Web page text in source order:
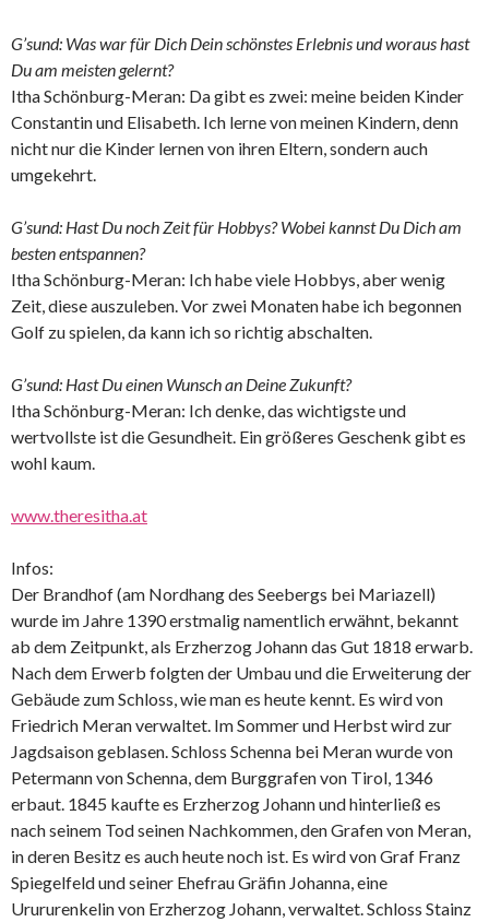
G’sund: Was war für Dich Dein schönstes Erlebnis und woraus hast
Du am meisten gelernt?
Itha Schönburg-Meran: Da gibt es zwei: meine beiden Kinder
Constantin und Elisabeth. Ich lerne von meinen Kindern, denn
nicht nur die Kinder lernen von ihren Eltern, sondern auch
umgekehrt.
G’sund: Hast Du noch Zeit für Hobbys? Wobei kannst Du Dich am
besten entspannen?
Itha Schönburg-Meran: Ich habe viele Hobbys, aber wenig
Zeit, diese auszuleben. Vor zwei Monaten habe ich begonnen
Golf zu spielen, da kann ich so richtig abschalten.
G’sund: Hast Du einen Wunsch an Deine Zukunft?
Itha Schönburg-Meran: Ich denke, das wichtigste und
wertvollste ist die Gesundheit. Ein größeres Geschenk gibt es
wohl kaum.
www.theresitha.at
Infos:
Der Brandhof (am Nordhang des Seebergs bei Mariazell)
wurde im Jahre 1390 erstmalig namentlich erwähnt, bekannt
ab dem Zeitpunkt, als Erzherzog Johann das Gut 1818 erwarb.
Nach dem Erwerb folgten der Umbau und die Erweiterung der
Gebäude zum Schloss, wie man es heute kennt. Es wird von
Friedrich Meran verwaltet. Im Sommer und Herbst wird zur
Jagdsaison geblasen. Schloss Schenna bei Meran wurde von
Petermann von Schenna, dem Burggrafen von Tirol, 1346
erbaut. 1845 kaufte es Erzherzog Johann und hinterließ es
nach seinem Tod seinen Nachkommen, den Grafen von Meran,
in deren Besitz es auch heute noch ist. Es wird von Graf Franz
Spiegelfeld und seiner Ehefrau Gräfin Johanna, eine
Urururenkelin von Erzherzog Johann, verwaltet. Schloss Stainz